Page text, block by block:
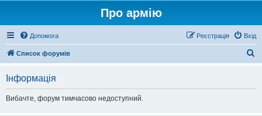
Про армію
Допомога Вхід
Реєстрація
Список форумів
Інформація
Вибачте, форум тимчасово недоступний.